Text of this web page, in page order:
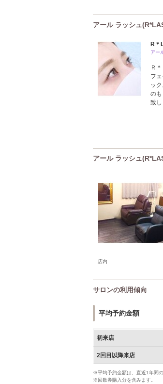
アール ラッシュ
R
アー
Ｒ
フ
ッ
の
致
アール ラッシュ
店内
サロンの利用傾向
平均予約金額
初来店
2回目以降来店
※平均予約金額は、直近1年間
※回数券購入分を含みます。